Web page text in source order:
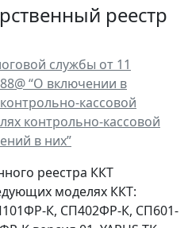
реестр
службы от 11
“О включении в
кассовой
контрольно-кассовой
в них”
реестра ККТ
моделях ККТ:
К, СП402ФР-К, СП601-